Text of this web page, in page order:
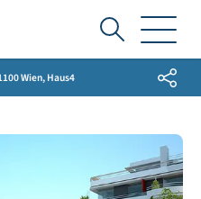
Ich
suche...
Wien, Haus4 Share